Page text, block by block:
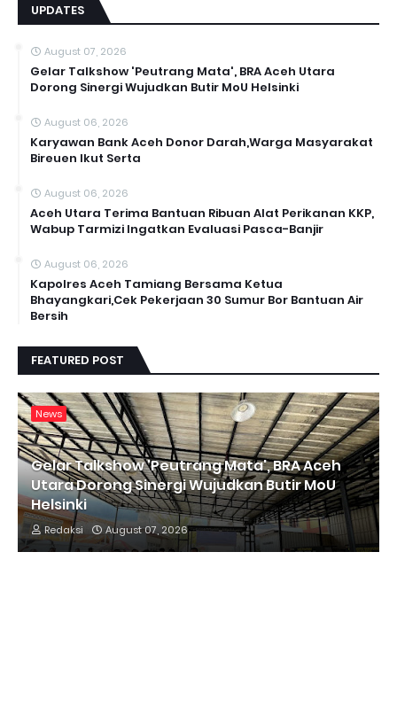
UPDATES
August 07, 2026
Gelar Talkshow 'Peutrang Mata', BRA Aceh Utara
Dorong Sinergi Wujudkan Butir MoU Helsinki
August 06, 2026
Karyawan Bank Aceh Donor Darah,Warga Masyarakat
Bireuen Ikut Serta
August 06, 2026
Aceh Utara Terima Bantuan Ribuan Alat Perikanan KKP,
Wabup Tarmizi Ingatkan Evaluasi Pasca-Banjir
August 06, 2026
Kapolres Aceh Tamiang Bersama Ketua
Bhayangkari,Cek Pekerjaan 30 Sumur Bor Bantuan Air
Bersih
FEATURED POST
News
Gelar Talkshow 'Peutrang Mata', BRA Aceh
Utara Dorong Sinergi Wujudkan Butir MoU
Helsinki
Redaksi August 07, 2026